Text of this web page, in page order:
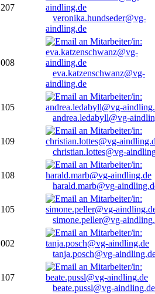
207
veronika.hundseder@vg-
aindling.de
008
eva.katzenschwanz@vg-
aindling.de
105
andrea.ledabyll@vg-
109
christian.lottes@vg-
108
harald.marb@vg-
105
simone.peller@vg-
002
tanja.posch@vg-
107
beate.pussl@vg-aindling.de